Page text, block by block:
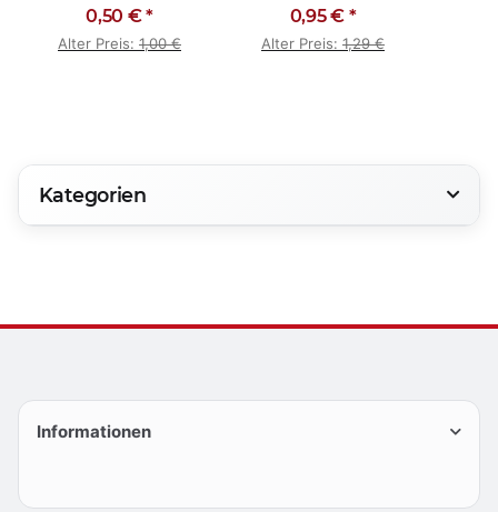
einseitig PVC
genoppt
0,50 €*
Alter Preis: 1,00 €
Gummihandschuhe
Putzhandschuhe
0,95 € *
Alter Preis: 1,29 €
Kategorien
Informationen